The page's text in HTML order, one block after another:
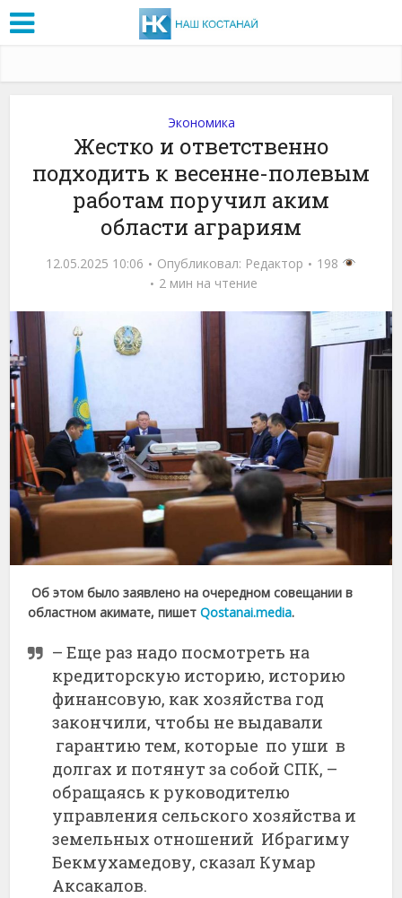
Экономика
Жестко и ответственно
подходить к весенне-полевым
работам поручил аким
области аграриям
12.05.2025 10:06 Опубликовал: Редактор
198
2 мин на чтение
Об этом было заявлено на очередном совещании в
областном акимате, пишетQostanai.media.
– Еще раз надо посмотреть на
кредиторскую историю, историю
финансовую, как хозяйства год
закончили, чтобы не выдавали
гарантию тем, которые по уши в
долгах и потянут за собой СПК, –
обращаясь к руководителю
управления сельского хозяйства и
земельных отношений Ибрагиму
Бекмухамедову, сказал Кумар
Аксакалов.